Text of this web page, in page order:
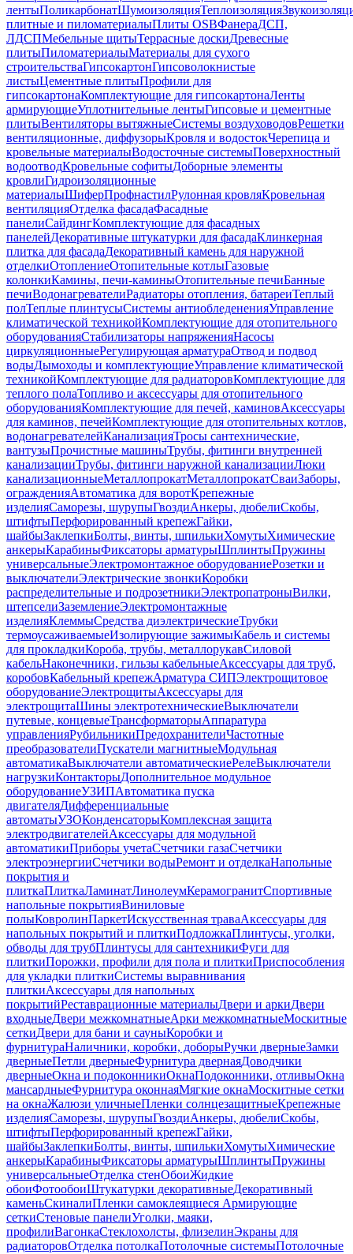
лентыПоликарбонатШумоизоляцияТеплоизоляция
плитные и пиломатериалыПлиты OSBФанераДСП,
ЛДСПМебельные щитыТеррасные доскиДревесные
плитыПиломатериалыМатериалы для сухого
строительстваГипсокартонГипсоволокнистые
листыЦементные плитыПрофили для
гипсокартонаКомплектующие для гипсокартонаЛенты
армирующиеУплотнительные лентыГипсовые и цементные
плитыВентиляторы вытяжныеСистемы воздуховодовРешетки
вентиляционные, диффузорыКровля и водостокЧерепица и
кровельные материалыВодосточные системыПоверхностный
водоотводКровельные софитыДоборные элементы
кровлиГидроизоляционные
материалыШиферПрофнастилРулонная кровляКровельная
вентиляцияОтделка фасадаФасадные
панелиСайдингКомплектующие для фасадных
панелейДекоративные штукатурки для фасадаКлинкерная
плитка для фасадаДекоративный камень для наружной
отделкиОтоплениеОтопительные котлыГазовые
колонкиКамины, печи-каминыОтопительные печиБанные
печиВодонагревателиРадиаторы отопления, батареиТеплый
полТеплые плинтусыСистемы антиобледененияУправление
климатической техникойКомплектующие для отопительного
оборудованияСтабилизаторы напряженияНасосы
циркуляционныеРегулирующая арматураОтвод и подвод
водыДымоходы и комплектующиеУправление климатической
техникойКомплектующие для радиаторовКомплектующие для
теплого полаТопливо и аксессуары для отопительного
оборудованияКомплектующие для печей, каминовАксессуары
для каминов, печейКомплектующие для отопительных котлов,
водонагревателейКанализацияТросы сантехнические,
вантузыПрочистные машиныТрубы, фитинги внутренней
канализацииТрубы, фитинги наружной канализацииЛюки
канализационныеМеталлопрокатМеталлопрокатСваиЗаборы,
огражденияАвтоматика для воротКрепежные
изделияСаморезы, шурупыГвоздиАнкеры, дюбелиСкобы,
штифтыПерфорированный крепежГайки,
шайбыЗаклепкиБолты, винты, шпилькиХомутыХимические
анкерыКарабиныФиксаторы арматурыШплинтыПружины
универсальныеЭлектромонтажное оборудованиеРозетки и
выключателиЭлектрические звонкиКоробки
распределительные и подрозетникиЭлектропатроныВилки,
штепселиЗаземлениеЭлектромонтажные
изделияКлеммыСредства диэлектрическиеТрубки
термоусаживаемыеИзолирующие зажимыКабель и системы
для прокладкиКороба, трубы, металлорукавСиловой
кабельНаконечники, гильзы кабельныеАксессуары для труб,
коробовКабельный крепежАрматура СИПЭлектрощитовое
оборудованиеЭлектрощитыАксессуары для
электрощитаШины электротехническиеВыключатели
путевые, концевыеТрансформаторыАппаратура
управленияРубильникиПредохранителиЧастотные
преобразователиПускатели магнитныеМодульная
автоматикаВыключатели автоматическиеРелеВыключатели
нагрузкиКонтакторыДополнительное модульное
оборудованиеУЗИПАвтоматика пуска
двигателяДифференциальные
автоматыУЗОКонденсаторыКомплексная защита
электродвигателейАксессуары для модульной
автоматикиПриборы учетаСчетчики газаСчетчики
электроэнергииСчетчики водыРемонт и отделкаНапольные
покрытия и
плиткаПлиткаЛаминатЛинолеумКерамогранитСпортивные
напольные покрытияВиниловые
полыКовролинПаркетИскусственная траваАксессуары для
напольных покрытий и плиткиПодложкаПлинтусы, уголки,
обводы для трубПлинтусы для сантехникиФуги для
плиткиПорожки, профили для пола и плиткиПриспособления
для укладки плиткиСистемы выравнивания
плиткиАксессуары для напольных
покрытийРеставрационные материалыДвери и аркиДвери
входныеДвери межкомнатныеАрки межкомнатныеМоскитные
сеткиДвери для бани и сауныКоробки и
фурнитураНаличники, коробки, доборыРучки дверныеЗамки
дверныеПетли дверныеФурнитура двернаяДоводчики
дверныеОкна и подоконникиОкнаПодоконники, отливыОкна
мансардныеФурнитура оконнаяМягкие окнаМоскитные сетки
на окнаЖалюзи уличныеПленки солнцезащитныеКрепежные
изделияСаморезы, шурупыГвоздиАнкеры, дюбелиСкобы,
штифтыПерфорированный крепежГайки,
шайбыЗаклепкиБолты, винты, шпилькиХомутыХимические
анкерыКарабиныФиксаторы арматурыШплинтыПружины
универсальныеОтделка стенОбоиЖидкие
обоиФотообоиШтукатурки декоративныеДекоративный
каменьСкиналиПленки самоклеящиеся Армирующие
сеткиСтеновые панелиУголки, маяки,
профилиВагонкаСтеклохолсты, флизелинЭкраны для
радиаторовОтделка потолкаПотолочные системыПотолочные